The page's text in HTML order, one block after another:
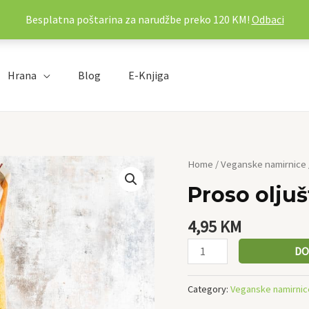
Hrana Blog E-Knjiga
Home /Veganske namirnice
Proso
4,95 KM
Proso
quantity
Category: Veganske
Besplatna poštarina za narudžbe preko 120 KM! Odbaci